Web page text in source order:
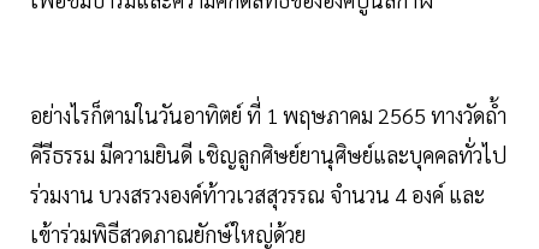
อย่างไรก็ตามในวันอาทิตย์ ที่ 1 พฤษภาคม 2565 ทางวัดถ้ำ
คีรีธรรม มีความยินดี เชิญลูกศิษย์ยานุศิษย์และบุคคลทั่วไป
ร่วมงาน บวงสรวงองค์ท้าวเวสสุวรรณ จำนวน 4 องค์ และ
เข้าร่วมพิธีสวดภาณยักษ์ใหญ่ด้วย